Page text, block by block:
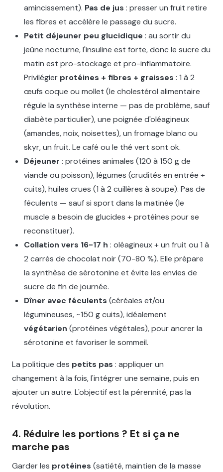
amincissement). Pas de jus : presser un fruit retire
les fibres et accélère le passage du sucre.
Petit déjeuner peu glucidique : au sortir du
jeûne nocturne, l'insuline est forte, donc le sucre du
matin est pro-stockage et pro-inflammatoire.
Privilégier protéines + fibres + graisses : 1 à 2
œufs coque ou mollet (le cholestérol alimentaire
régule la synthèse interne — pas de problème, sauf
diabète particulier), une poignée d'oléagineux
(amandes, noix, noisettes), un fromage blanc ou
skyr, un fruit. Le café ou le thé vert sont ok.
Déjeuner : protéines animales (120 à 150 g de
viande ou poisson), légumes (crudités en entrée +
cuits), huiles crues (1 à 2 cuillères à soupe). Pas de
féculents — sauf si sport dans la matinée (le
muscle a besoin de glucides + protéines pour se
reconstituer).
Collation vers 16-17 h : oléagineux + un fruit ou 1 à
2 carrés de chocolat noir (70-80 %). Elle prépare
la synthèse de sérotonine et évite les envies de
sucre de fin de journée.
Dîner avec féculents (céréales et/ou
légumineuses, ~150 g cuits), idéalement
végétarien (protéines végétales), pour ancrer la
sérotonine et favoriser le sommeil.
La politique des petits pas : appliquer un
changement à la fois, l'intégrer une semaine, puis en
ajouter un autre. L'objectif est la pérennité, pas la
révolution.
4. Réduire les portions ? Et si ça ne
marche pas
Garder les protéines (satiété, maintien de la masse